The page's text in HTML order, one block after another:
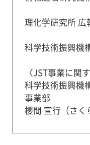
理化学研究所 広
科学技術振興機
〈JST事業に関
科学技術振興機
事業部
櫻間 宣行（さく